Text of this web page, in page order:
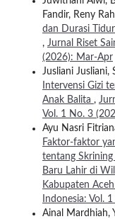
Fandir, Reny
dan Durasi
, Jurnal Riset
(2026): Mar-Apr
Jusliani Jusliani,
Intervensi Gizi
Anak Balita ,
Vol. 1 No. 3
Ayu Nasri
Faktor-faktor
tentang
Baru Lahir di
Kabupaten
Indonesia: Vol.
Ainal Mardhiah,